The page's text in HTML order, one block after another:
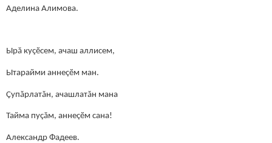
Аделина Алимова.
Ырă куçӗсем, ачаш аллисем,
Ытарайми аннеçӗм ман.
Çупăрлатăн, ачашлатăн мана
Тайма пуçăм, аннеçӗм сана!
Александр Фадеев.